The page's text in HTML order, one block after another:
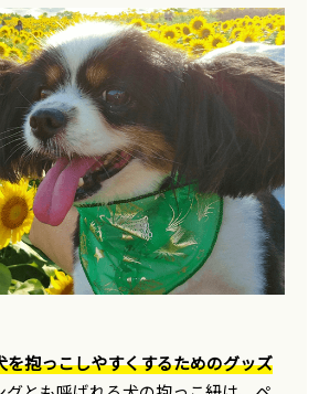
を抱っこしやすくするためのグッズ